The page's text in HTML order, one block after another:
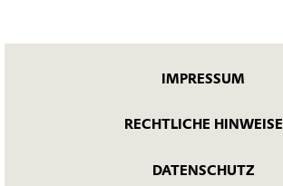
IMPRESSUM
RECHTLICHE HINWEISE
DATENSCHUTZ